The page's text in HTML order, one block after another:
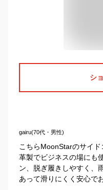
シ
gairu(70代・男性)
こちらMoonStarのサイ
革製でビジネスの場にも
ン、脱ぎ履きしやすく、
あって滑りにくく安心で